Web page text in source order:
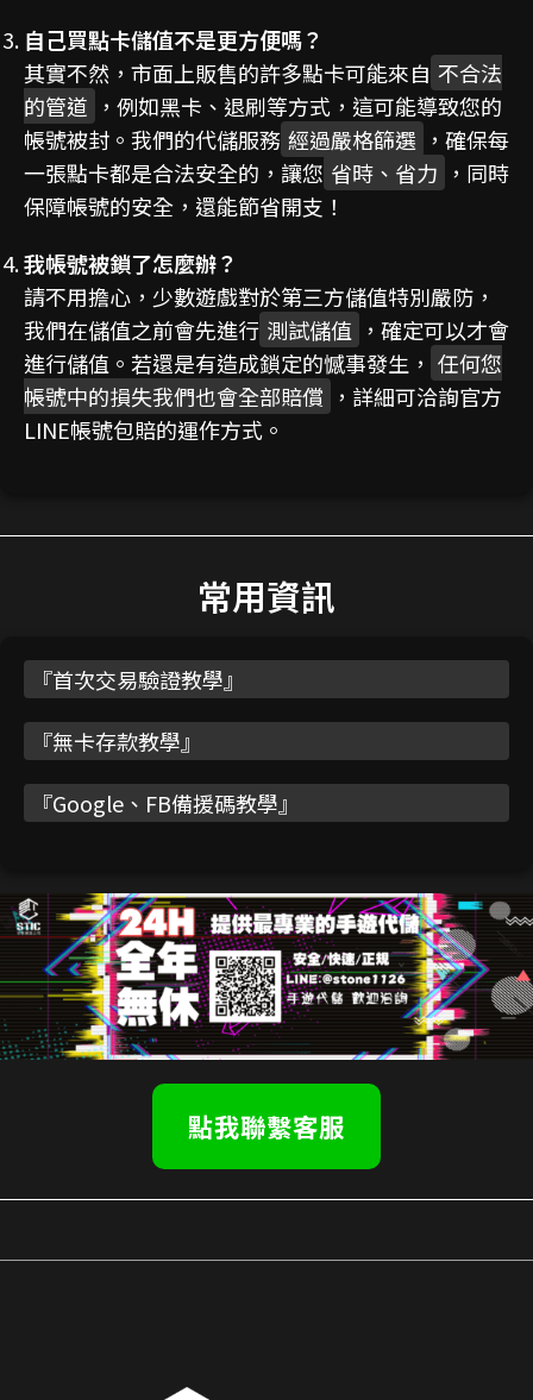
自己買點卡儲值不是更方便嗎？
其實不然，市面上販售的許多點卡可能來自 不合法
的管道 ，例如黑卡、退刷等方式，這可能導致您的
帳號被封。我們的代儲服務 經過嚴格篩選 ，確保每
一張點卡都是合法安全的，讓您 省時、省力 ，同時
保障帳號的安全，還能節省開支！
我帳號被鎖了怎麼辦？
請不用擔心，少數遊戲對於第三方儲值特別嚴防，
我們在儲值之前會先進行 測試儲值 ，確定可以才會
進行儲值。若還是有造成鎖定的憾事發生， 任何您
帳號中的損失我們也會全部賠償 ，詳細可洽詢官方
LINE帳號包賠的運作方式。
常用資訊
『首次交易驗證教學』
『無卡存款教學』
『Google、FB備援碼教學』
點我聯繫客服